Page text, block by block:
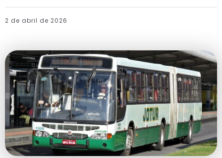
2 de abril de 2026